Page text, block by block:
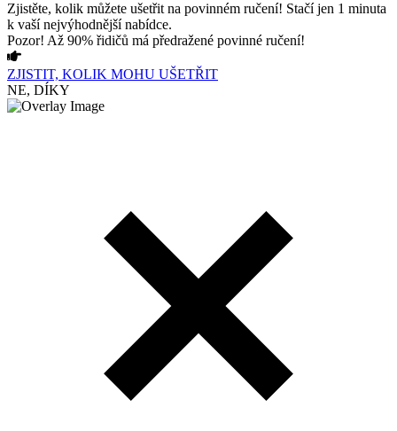
Zjistěte, kolik můžete ušetřit na povinném ručení! Stačí jen 1 minuta
k vaší nejvýhodnější nabídce.
Pozor! Až 90% řidičů má předražené povinné ručení!
ZJISTIT, KOLIK MOHU UŠETŘIT
NE, DÍKY